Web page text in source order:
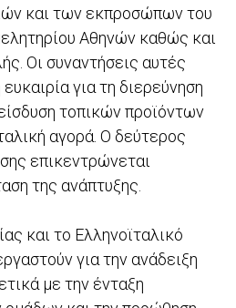
και των εκπροσώπων του
Αθηνών καθώς και
Οι συναντήσεις αυτές
για τη διερεύνηση
τοπικών προϊόντων
αγορά. Ο δεύτερος
επικεντρώνεται
της ανάπτυξης.
και το Ελληνοϊταλικό
για την ανάδειξη
με την ένταξη